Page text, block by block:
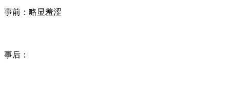
事前：略显羞涩
事后：